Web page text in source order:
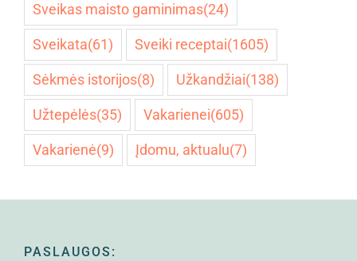
Sveikas maisto gaminimas(24)
Sveikata(61) Sveiki receptai(1605)
Sėkmės istorijos(8) Užkandžiai(138)
Užtepėlės(35) Vakarienei(605)
Vakarienė(9) Įdomu, aktualu(7)
PASLAUGOS: